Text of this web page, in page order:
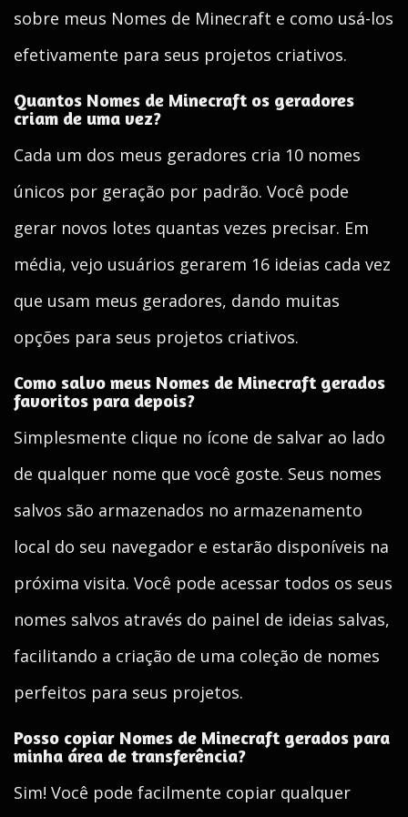
sobre meus Nomes de Minecraft e como usá-los
efetivamente para seus projetos criativos.
Quantos Nomes de Minecraft os geradores
criam de uma vez?
Cada um dos meus geradores cria 10 nomes
únicos por geração por padrão. Você pode
gerar novos lotes quantas vezes precisar. Em
média, vejo usuários gerarem 16 ideias cada vez
que usam meus geradores, dando muitas
opções para seus projetos criativos.
Como salvo meus Nomes de Minecraft gerados
favoritos para depois?
Simplesmente clique no ícone de salvar ao lado
de qualquer nome que você goste. Seus nomes
salvos são armazenados no armazenamento
local do seu navegador e estarão disponíveis na
próxima visita. Você pode acessar todos os seus
nomes salvos através do painel de ideias salvas,
facilitando a criação de uma coleção de nomes
perfeitos para seus projetos.
Posso copiar Nomes de Minecraft gerados para
minha área de transferência?
Sim! Você pode facilmente copiar qualquer